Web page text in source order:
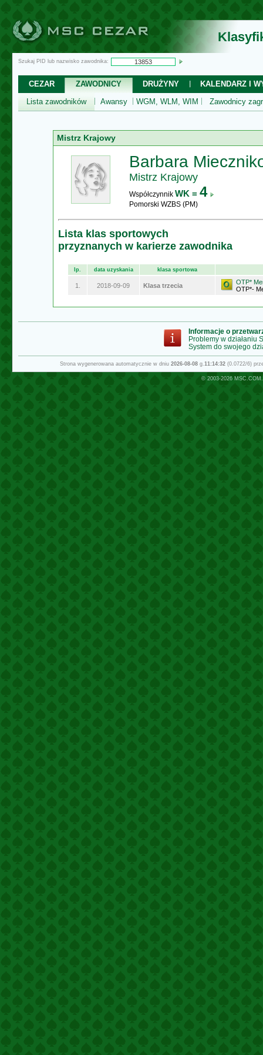
Szukaj PID lub nazwisko zawodnika:
CEZAR ZAWODNICY DRUŻYNY
KALENDARZ I
Lista zawodników
Awansy WGM, WLM, WIM Zawodnicy
Mistrz Krajowy
Barbara
Mistrz Krajowy
Współczynnik WK = 4
Pomorski WZBS (PM)
Lista klas sportowych
przyznanych w karierze zawodnika
lp. data uzyskania klasa sportowa
1. 2018-09-09 Klasa trzecia
OTP*
OTP*-
Informacje o
Problemy w działaniu
System do swojego
Strona wygenerowana automatycznie w dniu 2026-08-08g.11:14:32(0.0722/6)
© 2003-2026